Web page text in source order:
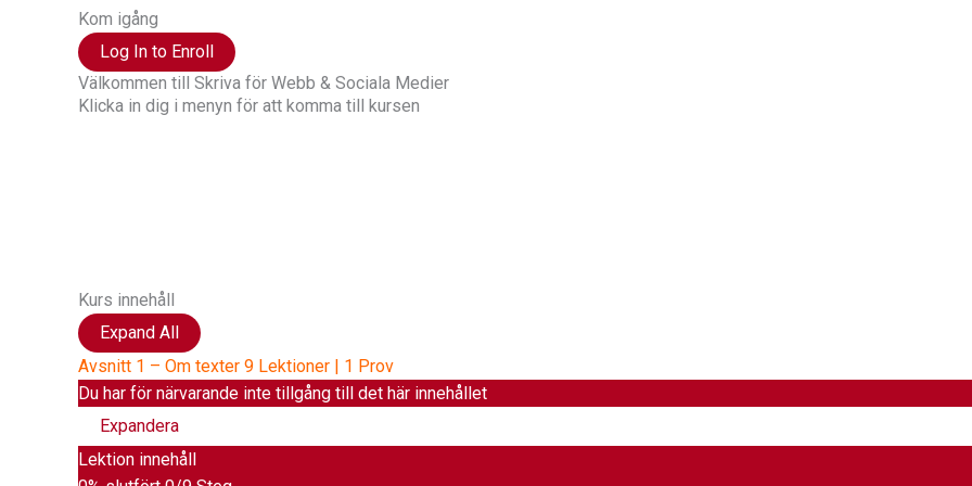
Kom igång
Log In to Enroll
Välkommen till Skriva för Webb & Sociala Medier
Klicka in dig i menyn för att komma till kursen
Kurs innehåll
Expand All
Avsnitt 1 – Om texter 9 Lektioner | 1 Prov
Du har för närvarande inte tillgång till det här innehållet
Expandera
Lektion innehåll